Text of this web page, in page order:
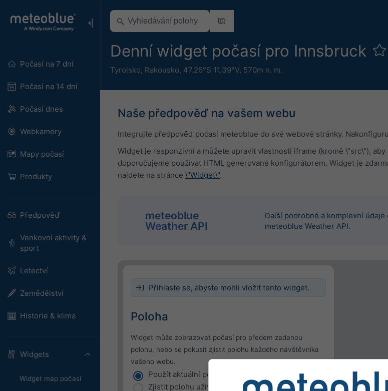
Počasí na 7 dní
Počasí na 14 dní
Počasí dnes
Webkamery
Mapy počasí
Produkty
Předpověď
Venkovní aktivity &
sport
Letectví
Zemědělství
Historie & klima
Widgets
Widget map počasí
Denní widget počasí pro Innsbruck
Tyrolsko, Rakousko, 47.26°S 11.39°V, 570m n. m.
Naše předpověď na vašem webu
Integrujte předpověď počasí meteoblue do své webové stránky.
Widget je responzivní a můžete upravit vlastnosti iframe (kromě \"src\"),
doporučujeme používat HTML generované konfigurátorem. Widget je
najdete na stránce \"Widget\".
meteoblue
Weather API
Další podrobné a komplexní
meteoblue Weather API.
Přihlaste se, abyste mohli vložit tento widget.
Poloha
Widget může zobrazovat počasí pro předem zadanou
polohu, nebo se pokusit zjistit polohu každého návštěvníka
vašeho webu.
Použít aktuální polohu
Zjistit polohu uživatele